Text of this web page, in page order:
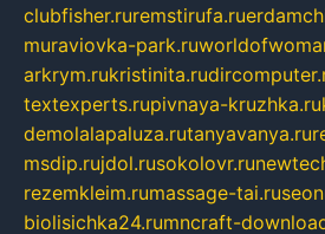
clubfisher.ruremstirufa.ru
muraviovka-park.ru
arkrym.rukristinita.ru
textexperts.rupivnaya-kruzhka.ru
demolalapaluza.rutanyavanya.ru
msdip.rujdol.rusokolovr.ru
rezemkleim.rumassage-tai.ru
biolisichka24.rumncraft-